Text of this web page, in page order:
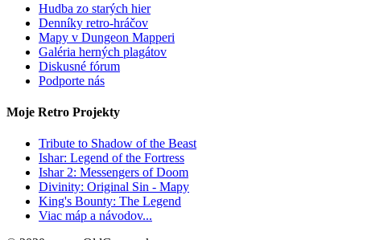
Hudba zo starých hier
Denníky retro-hráčov
Mapy v Dungeon Mapperi
Galéria herných plagátov
Diskusné fórum
Podporte nás
Moje Retro Projekty
Tribute to Shadow of the Beast
Ishar: Legend of the Fortress
Ishar 2: Messengers of Doom
Divinity: Original Sin - Mapy
King's Bounty: The Legend
Viac máp a návodov...